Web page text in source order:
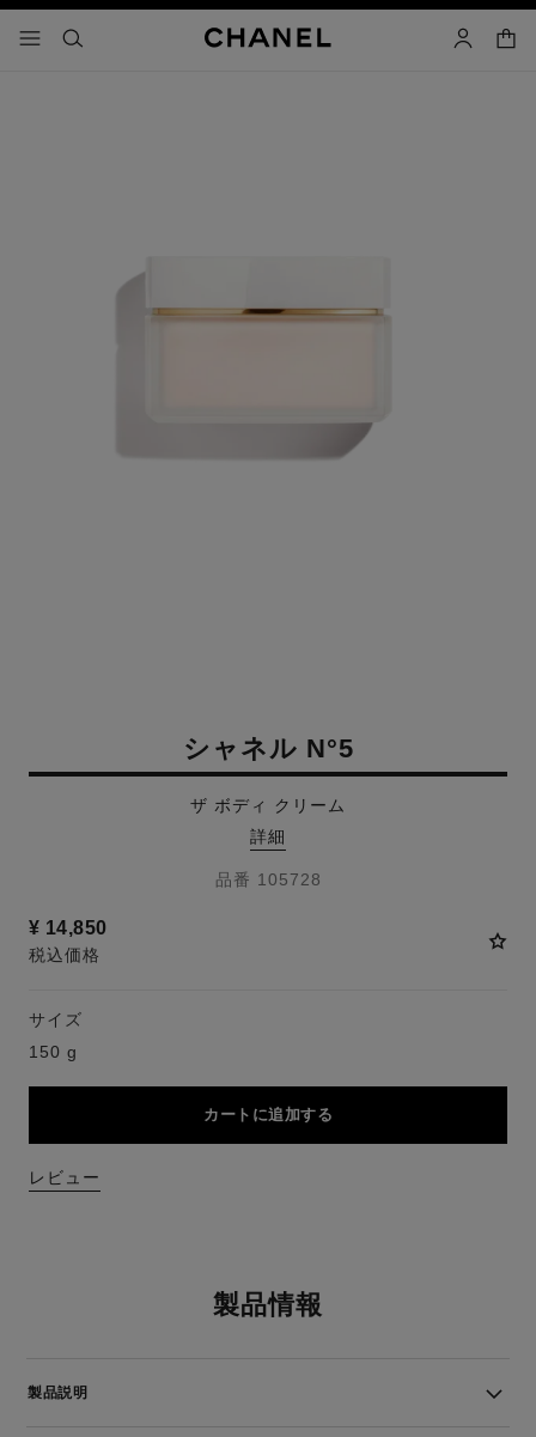
メニュー - メインナビゲーション
- メインナビゲーション
検索 マイアカ
カー
シャネル N°5
ザ ボディ クリーム
詳細
品番 105728
¥ 14,850
税込価格
サイズ
150 g
カートに追加する
レビュー
製品情報
製品説明